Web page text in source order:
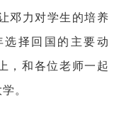
邓力对学生的培养
择回国的主要动
，和各位老师一起
。